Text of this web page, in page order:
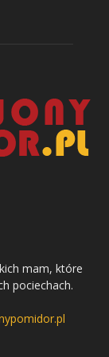
mam, które
pociechach.